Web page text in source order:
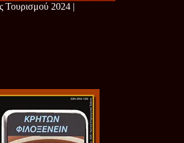
Τουρισμού 2024 |